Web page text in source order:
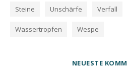
Steine Unschärfe Verfall
Wassertropfen Wespe
NEUESTE